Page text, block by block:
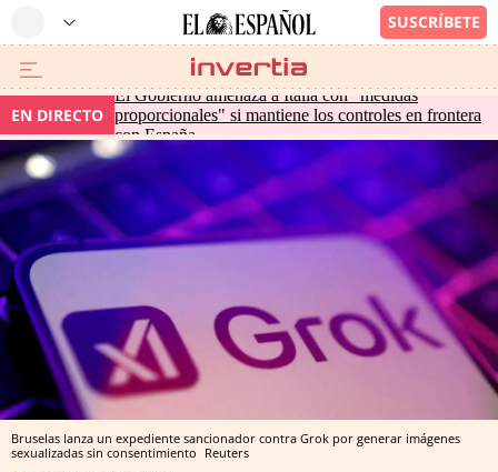
EN DIRECTO
El Gobierno amenaza a Italia con "medidas
proporcionales" si mantiene los controles en frontera
con España
Bruselas lanza un expediente sancionador contra Grok por generar imágenes
sexualizadas sin consentimiento Reuters